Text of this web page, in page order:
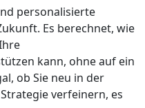
personalisierte
Es berechnet, wie
kann, ohne auf ein
ob Sie neu in der
verfeinern, es